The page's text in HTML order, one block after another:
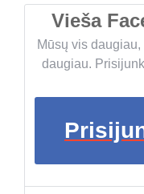
Vieša
Mūsų vis
daugiau.